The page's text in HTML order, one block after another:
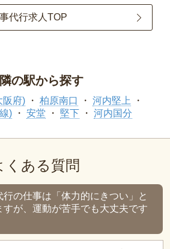
代行求人TOP
の駅から探す
阪府) 柏原南口
河内堅上
)
安堂 堅下 河内国分
くある質問
行の仕事は「体力的にきつい」と
すが、運動が苦手でも大丈夫です